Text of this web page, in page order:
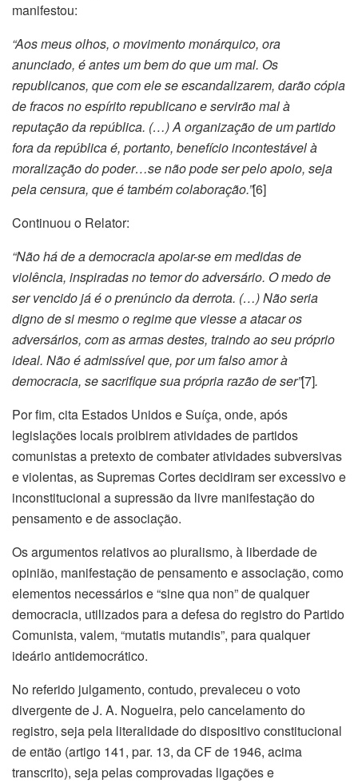
manifestou:
“Aos meus olhos, o movimento monárquico, ora
anunciado, é antes um bem do que um mal. Os
republicanos, que com ele se escandalizarem, darão cópia
de fracos no espírito republicano e servirão mal à
reputação da república. (…) A organização de um partido
fora da república é, portanto, benefício incontestável à
moralização do poder…se não pode ser pelo apoio, seja
pela censura, que é também colaboração.”[6]
Continuou o Relator:
“Não há de a democracia apoiar-se em medidas de
violência, inspiradas no temor do adversário. O medo de
ser vencido já é o prenúncio da derrota. (…) Não seria
digno de si mesmo o regime que viesse a atacar os
adversários, com as armas destes, traindo ao seu próprio
ideal. Não é admissível que, por um falso amor à
democracia, se sacrifique sua própria razão de ser”[7].
Por fim, cita Estados Unidos e Suíça, onde, após
legislações locais proibirem atividades de partidos
comunistas a pretexto de combater atividades subversivas
e violentas, as Supremas Cortes decidiram ser excessivo e
inconstitucional a supressão da livre manifestação do
pensamento e de associação.
Os argumentos relativos ao pluralismo, à liberdade de
opinião, manifestação de pensamento e associação, como
elementos necessários e “sine qua non” de qualquer
democracia, utilizados para a defesa do registro do Partido
Comunista, valem, “mutatis mutandis”, para qualquer
ideário antidemocrático.
No referido julgamento, contudo, prevaleceu o voto
divergente de J. A. Nogueira, pelo cancelamento do
registro, seja pela literalidade do dispositivo constitucional
de então (artigo 141, par. 13, da CF de 1946, acima
transcrito), seja pelas comprovadas ligações e